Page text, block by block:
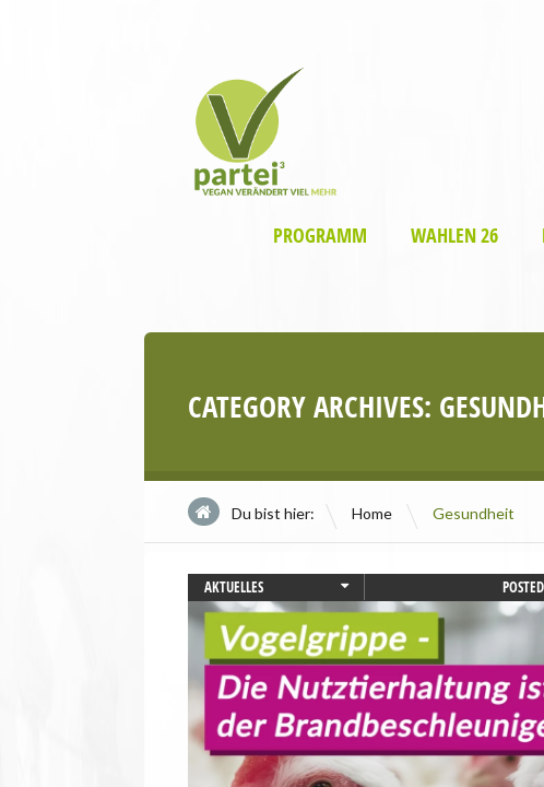
PROGRAMM WAHLEN 26
CATEGORY ARCHIVES:
Du bist hier: Home \ Gesundheit
AKTUELLES
GESUNDHEIT
PRESSEMITTEILUNG
STARTSEITE
TIERSCHUTZ / TIERRECHTE